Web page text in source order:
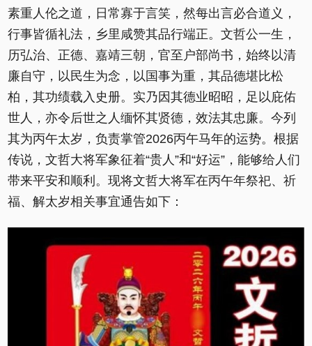
素重人伦之道，日常寡于言笑，然每出言必合道义，
行事皆循礼法，乡里咸赞其品行端正。文哲公一生，
历弘治、正德、嘉靖三朝，官至户部尚书，始终以清
廉自守，以民生为念，以国事为重，其品德堪比松
柏，其功绩载入史册。实乃因其德业昭昭，足以庇佑
世人，亦令后世之人缅怀其贤德，效法其忠廉。今列
其为丙午太岁，负责掌管2026丙午马年的运势。根据
传说，文哲大将军象征着“贵人”和“好运”，能够给人们
带来平安和顺利。现将文哲大将军在丙午年祭祀、祈
福、解太岁相关事宜通告如下：